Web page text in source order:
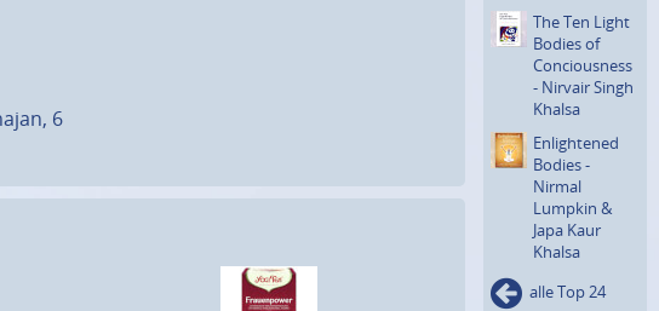
6
The Ten Light
Bodies of
Concious­ness
- Nirvair Singh
Khalsa
Enlighte­ned
Bodies -
Nirmal
Lumpkin &
Japa Kaur
Khalsa
alle Top 24